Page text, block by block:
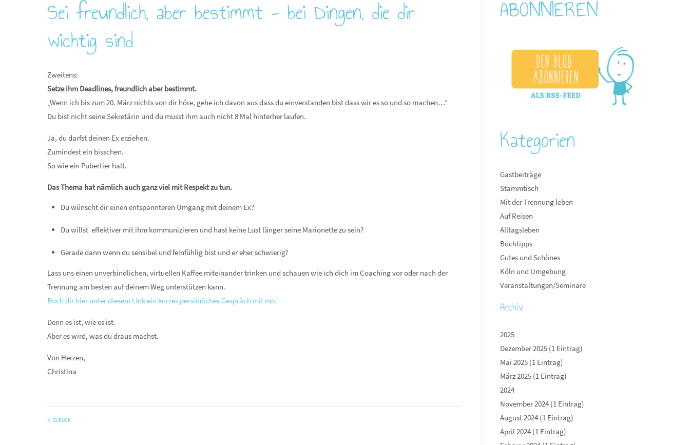
Sei freundlich, aber bestimmt - bei Dingen, die dir
wichtig sind
Zweitens:
Setze ihm Deadlines, freundlich aber bestimmt.
„Wenn ich bis zum 20. März nichts von dir höre, gehe ich davon aus dass du einverstanden bist dass wir es so und so machen…“
Du bist nicht seine Sekretärin und du musst ihm auch nicht 8 Mal hinterher laufen.
Ja, du darfst deinen Ex erziehen.
Zumindest ein bisschen.
So wie ein Pubertier halt.
Das Thema hat nämlich auch ganz viel mit Respekt zu tun.
Du wünscht dir einen entspannteren Umgang mit deinem Ex?
Du willst effektiver mit ihm kommunizieren und hast keine Lust länger seine Marionette zu sein?
Gerade dann wenn du sensibel und feinfühlig bist und er eher schwierig?
Lass uns einen unverbindlichen, virtuellen Kaffee miteinander trinken und schauen wie ich dich im Coaching vor oder nach der
Trennung am besten auf deinem Weg unterstützen kann.
Buch dir hier unter diesem Link ein kurzes persönliches Gespräch mit mir.
Denn es ist, wie es ist.
Aber es wird, was du draus machst.
Von Herzen,
Christina
ZURÜCK
ABONNIEREN
Kategorien
Gastbeiträge
Stammtisch
Mit der Trennung leben
Auf Reisen
Alltagsleben
Buchtipps
Gutes und Schönes
Köln und Umgebung
Veranstaltungen/Seminare
Archiv
2025
Dezember 2025 (1 Eintrag)
Mai 2025 (1 Eintrag)
März 2025 (1 Eintrag)
2024
November 2024 (1 Eintrag)
August 2024 (1 Eintrag)
April 2024 (1 Eintrag)